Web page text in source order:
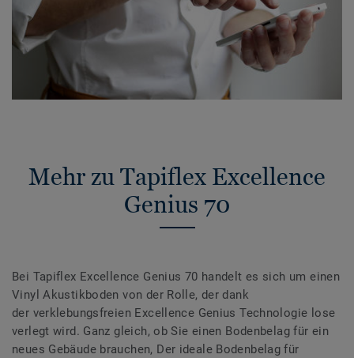
Mehr zu Tapiflex Excellence
Genius 70
Bei Tapiflex Excellence Genius 70 handelt es sich um einen
Vinyl Akustikboden von der Rolle, der dank
der verklebungsfreien Excellence Genius Technologie lose
verlegt wird. Ganz gleich, ob Sie einen Bodenbelag für ein
neues Gebäude brauchen, Der ideale Bodenbelag für